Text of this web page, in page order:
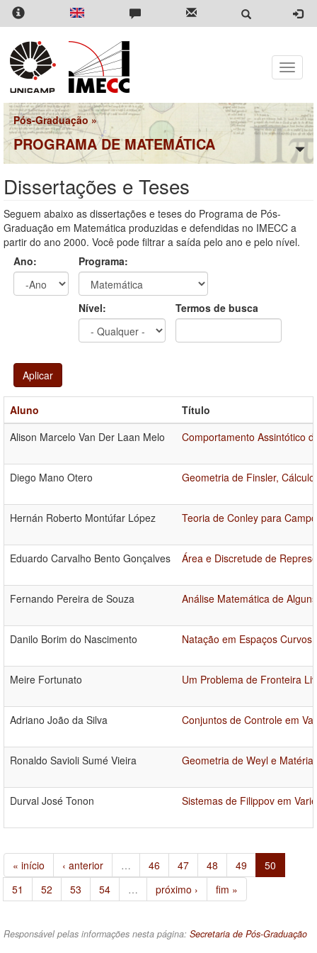
Pular
para
conteúdo
principal
Toggle
Pós-Graduação »
PROGRAMA DE MATEMÁTICA
Dissertações e Teses
Seguem abaixo as dissertações e teses do Programa de Pós-
Graduação em Matemática produzidas e defendidas no IMECC a
partir do ano 2000. Você pode filtrar a saída pelo ano e pelo nível.
Ano:
Programa:
Nível: Termos de busca
Aplicar
Aluno
Título
Alison Marcelo Van Der Laan Melo
Comportamento Assintótico
Diego Mano Otero Geometria de Finsler,
Hernán Roberto Montúfar López Teoria de Conley para
Eduardo Carvalho Bento Gonçalves Área e Discretude de
Fernando Pereira de Souza Análise Matemática de
Danilo Borim do Nascimento Natação em Espaços Curvos
Meire Fortunato Um Problema de Fronteira
Adriano João da Silva Conjuntos de Controle em
Ronaldo Savioli Sumé Vieira Geometria de Weyl e Matéria
Durval José Tonon Sistemas de Filippov em
« início ‹ anterior … 46 47 48 49
50
51
52 53 54 … próximo › fim »
Responsável pelas informações nesta página: Secretaria de Pós-Graduação